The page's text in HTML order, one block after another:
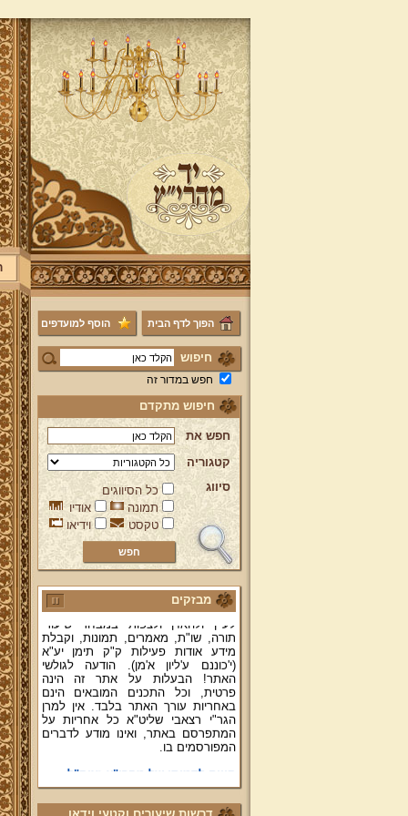
הפוך לדף הבית הוסף למועדפים
חיפוש
חפש במדור זה
חיפוש מתקדם
חפש את
קטגוריה
סיווג
כל הסיווגים
תמונה
אודיו
טקסט
וידיאו
מבזקים
ברוכים הבאים לאתר מהרי"ץ
יד מהרי"ץ - פורטל תורני למורשת יהדות
תימן, האתר הרשמי להנצחת מורשתו
של גאון רבני תימן ותפארתם מהרי"ץ
זצוק"ל. באתר תמצאו גם תכנים תורניים
והלכתיים רבים של מרן הגאון הרב יצחק
רצאבי שליט"א - פוסק עדת תימן,
מחבר ספרי שלחן ערוך המקוצר ח"ח
ושו"ת עולת יצחק ג"ח ועוד, וכן תוכלו
לעיין ולהאזין ולצפות במבחר שיעורי
תורה, שו"ת, מאמרים, תמונות, וקבלת
מידע אודות פעילות ק"ק תימן יע"א
(י'כוננם ע'ליון א'מן). הודעה לגולשי
האתר! הבעלות על אתר זה הינה
פרטית, וכל התכנים המובאים הינם
באחריות עורך האתר בלבד. אין למרן
הגר"י רצאבי שליט"א כל אחריות על
המתפרסם באתר, ואינו מודע לדברים
המפורסמים בו.
פניה נרגשת אל אחינו בני עדת תימן
יע"א די בכל אתר ואתר